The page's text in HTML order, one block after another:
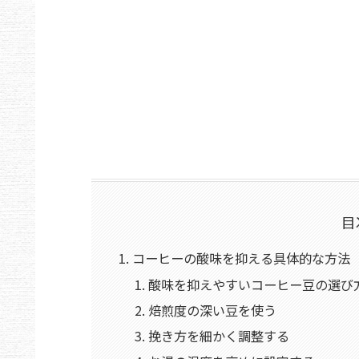
コーヒーの酸味を抑える具体的な方法
酸味を抑えやすいコーヒー豆の選び
焙煎度の深い豆を使う
挽き方を細かく調整する